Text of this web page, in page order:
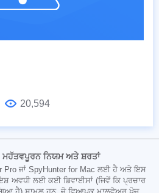
20,594
ਨਿਯਮ ਅਤੇ ਸ਼ਰਤਾਂ
Pro ਜਾਂ SpyHunter for Mac ਲਈ ਹੈ ਅਤੇ ਇਸ
ਅਵਧੀ ਲਈ ਕਈ ਡਿਵਾਈਸਾਂ (ਜਿਵੇਂ ਕਿ ਪ੍ਰਚਾਰ